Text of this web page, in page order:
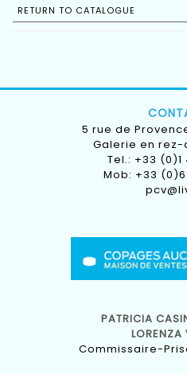
RETURN TO CATALOGUE
5 rue de
Galerie en
Tel.: +33 (0)1
Mob: +33 (0)6
PATRICIA
LORENZA
Commissaire-